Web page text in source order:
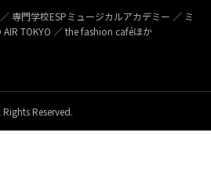
専門学校ESPミュージカルアカデミー ／ ミ
AIR TOKYO ／ the fashion caféほか
Reserved.